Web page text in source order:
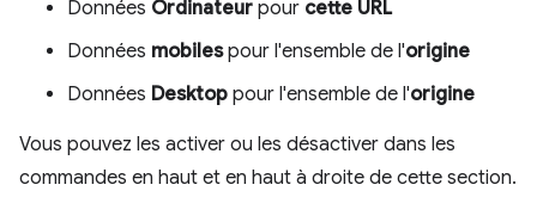
Données Ordinateur pour cette URL
Données mobilespour l'ensemble de l'origine
Données Desktop pour l'ensemble de l'origine
Vous pouvez les activer ou les désactiver dans les
commandes en haut et en haut à droite de cette section.